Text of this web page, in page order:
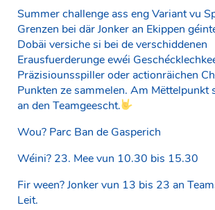
Summer challenge ass eng Variant vu
Grenzen bei där Jonker an Ekippen
Dobäi versiche si bei de verschiddenen
Erausfuerderunge ewéi
Präzisiounsspiller oder actionräichen
Punkten ze sammelen. Am Mëttelpunkt
an den Teamgeescht.
Wou? Parc Ban de Gasperich
Wéini? 23. Mee vun 10.30 bis 15.30
Fir ween? Jonker vun 13 bis 23 an
Leit.